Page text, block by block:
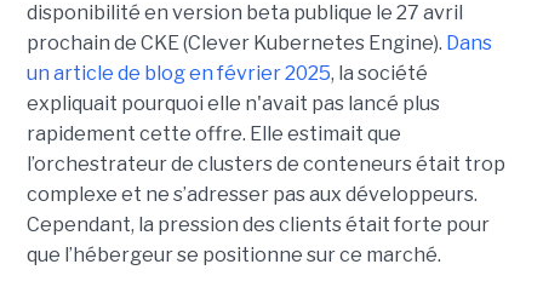
disponibilité en version beta publique le 27 avril
prochain de CKE (Clever Kubernetes Engine). Dans
un article de blog en février 2025, la société
expliquait pourquoi elle n'avait pas lancé plus
rapidement cette offre. Elle estimait que
l’orchestrateur de clusters de conteneurs était trop
complexe et ne s’adresser pas aux développeurs.
Cependant, la pression des clients était forte pour
que l’hébergeur se positionne sur ce marché.